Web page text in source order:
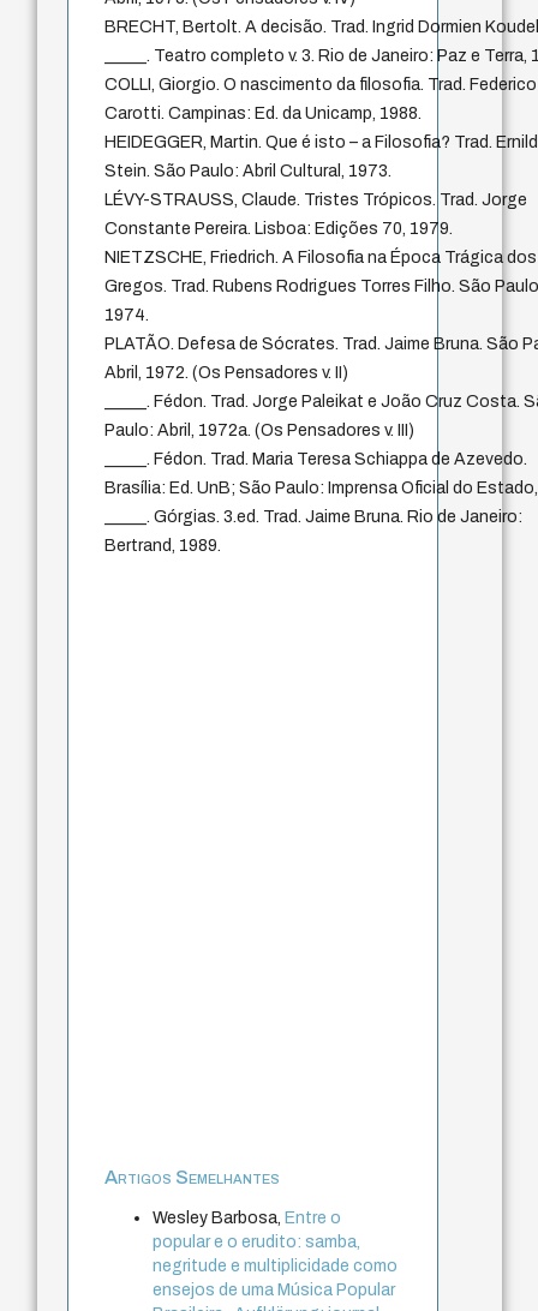
BRECHT, Bertolt. A decisão. Trad. Ingrid Dormien
_____. Teatro completo v. 3. Rio de Janeiro: Paz e Terra,
COLLI, Giorgio. O nascimento da filosofia. Trad. Federico
Carotti. Campinas: Ed. da Unicamp, 1988.
HEIDEGGER, Martin. Que é isto – a Filosofia? Trad.
Stein. São Paulo: Abril Cultural, 1973.
LÉVY-STRAUSS, Claude. Tristes Trópicos. Trad. Jorge
Constante Pereira. Lisboa: Edições 70, 1979.
NIETZSCHE, Friedrich. A Filosofia na Época Trágica dos
Gregos. Trad. Rubens Rodrigues Torres Filho. São
1974.
PLATÃO. Defesa de Sócrates. Trad. Jaime Bruna. São
Abril, 1972. (Os Pensadores v. II)
_____. Fédon. Trad. Jorge Paleikat e João Cruz Costa.
Paulo: Abril, 1972a. (Os Pensadores v. III)
_____. Fédon. Trad. Maria Teresa Schiappa de Azevedo.
Brasília: Ed. UnB; São Paulo: Imprensa Oficial do
_____. Górgias. 3.ed. Trad. Jaime Bruna. Rio de Janeiro:
Bertrand, 1989.
Artigos Semelhantes
Wesley Barbosa, Entre o
popular e o erudito: samba,
negritude e multiplicidade como
ensejos de uma Música Popular